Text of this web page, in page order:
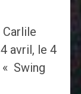
avril, le 4
Swing